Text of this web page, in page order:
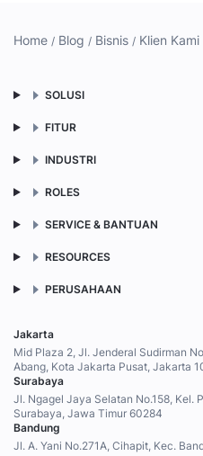
Home Blog Bisnis Klien Kami
SOLUSI
FITUR
INDUSTRI
ROLES
SERVICE & BANTUAN
RESOURCES
PERUSAHAAN
Jakarta
Mid Plaza 2, Jl. Jenderal Sudirman
Abang, Kota Jakarta Pusat, Jakarta
Surabaya
Jl. Ngagel Jaya Selatan No.158, Kel.
Surabaya, Jawa Timur 60284
Bandung
Jl. A. Yani No.271A, Cihapit, Kec.